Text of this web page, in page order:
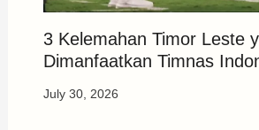
3 Kelemahan Timor Leste
Dimanfaatkan Timnas
July 30, 2026